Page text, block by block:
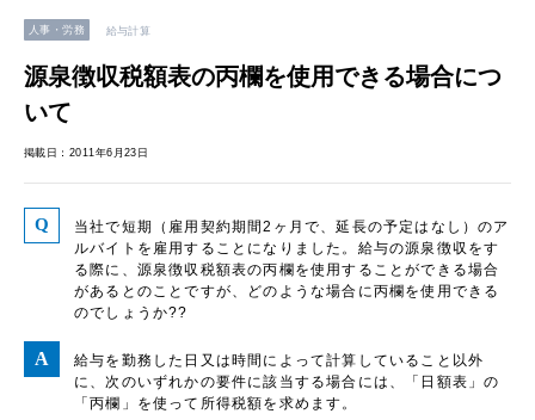
人事・労務 給与計算
源泉徴収税額表の丙欄を使用できる場合につ
いて
掲載日：2011年6月23日
当社で短期（雇用契約期間2ヶ月で、延長の予定はなし）のア
ルバイトを雇用することになりました。給与の源泉徴収をす
る際に、源泉徴収税額表の丙欄を使用することができる場合
があるとのことですが、どのような場合に丙欄を使用できる
のでしょうか??
給与を勤務した日又は時間によって計算していること以外
に、次のいずれかの要件に該当する場合には、「日額表」の
「丙欄」を使って所得税額を求めます。